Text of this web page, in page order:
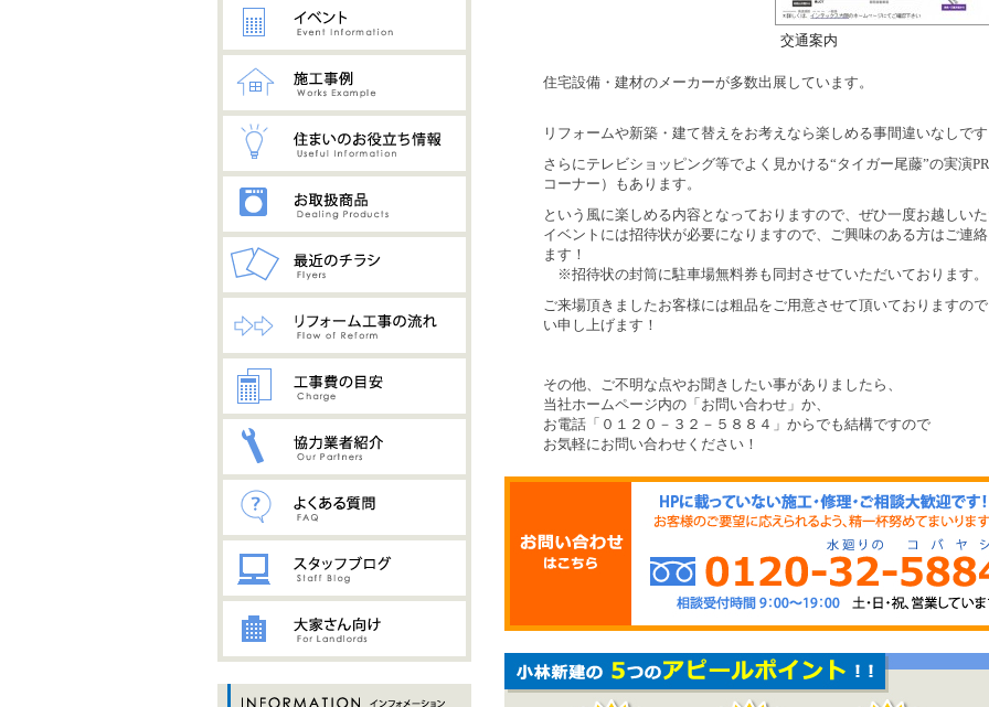
交通案内
住宅設備・建材のメーカーが多数出展しています。
リフォームや新築・建て替えをお考えなら楽しめる事間違いなしで
さらにテレビショッピング等でよく見かける“タイガー尾藤”の実演PR
コーナー）もあります。
という風に楽しめる内容となっておりますので、ぜひ一度お越しい
イベントには招待状が必要になりますので、ご興味のある方はご連
ます！
※招待状の封筒に駐車場無料券も同封させていただいております。
ご来場頂きましたお客様には粗品をご用意させて頂いておりますの
い申し上げます！
その他、ご不明な点やお聞きしたい事がありましたら、
当社ホームページ内の「お問い合わせ」か、
お電話「０１２０－３２－５８８４」からでも結構ですので
お気軽にお問い合わせください！